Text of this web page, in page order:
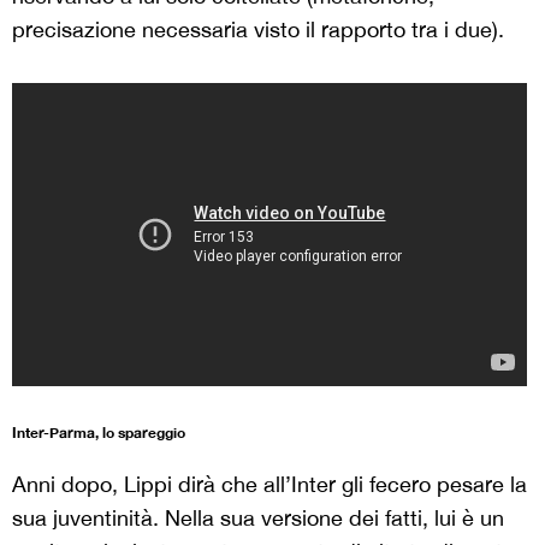
precisazione necessaria visto il rapporto tra i due).
Inter-Parma, lo spareggio
Anni dopo, Lippi dirà che all’Inter gli fecero pesare la
sua juventinità. Nella sua versione dei fatti, lui è un